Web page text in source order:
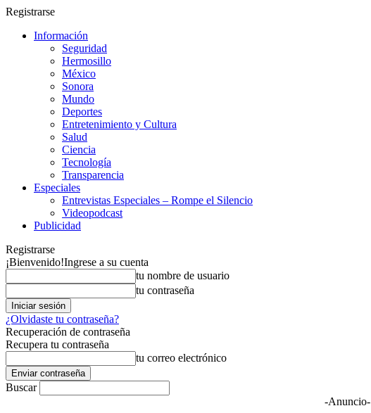
Registrarse
Información
Seguridad
Hermosillo
México
Sonora
Mundo
Deportes
Entretenimiento y Cultura
Salud
Ciencia
Tecnología
Transparencia
Especiales
Entrevistas Especiales – Rompe el Silencio
Videopodcast
Publicidad
Registrarse
¡Bienvenido!Ingrese a su cuenta
tu nombre de usuario
tu contraseña
¿Olvidaste tu contraseña?
Recuperación de contraseña
Recupera tu contraseña
tu correo electrónico
Buscar
-Anuncio-